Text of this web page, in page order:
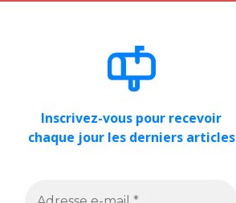
Inscrivez-vous pour recevoir
chaque jour les derniers articles